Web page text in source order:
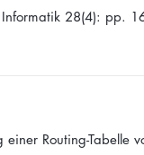
28(4): pp.
Routing-